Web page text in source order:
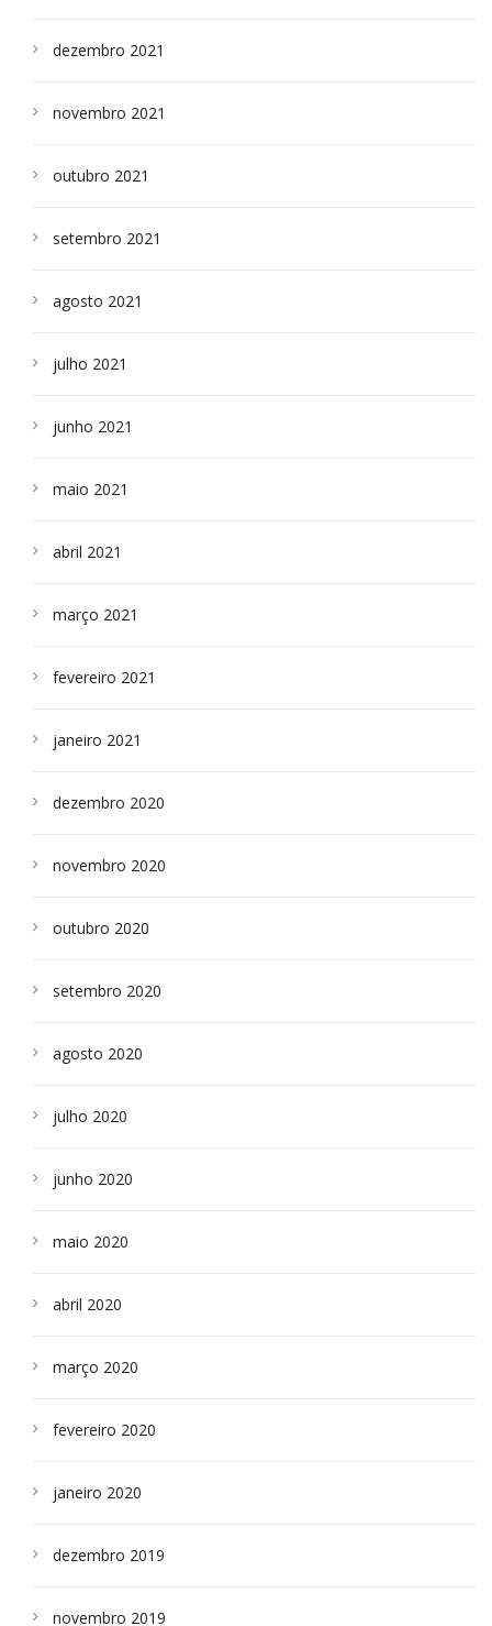
dezembro 2021
novembro 2021
outubro 2021
setembro 2021
agosto 2021
julho 2021
junho 2021
maio 2021
abril 2021
março 2021
fevereiro 2021
janeiro 2021
dezembro 2020
novembro 2020
outubro 2020
setembro 2020
agosto 2020
julho 2020
junho 2020
maio 2020
abril 2020
março 2020
fevereiro 2020
janeiro 2020
dezembro 2019
novembro 2019